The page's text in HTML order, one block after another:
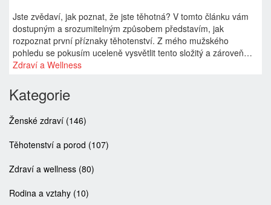
Jste zvědaví, jak poznat, že jste těhotná? V tomto článku vám
dostupným a srozumitelným způsobem představím, jak
rozpoznat první příznaky těhotenství. Z mého mužského
pohledu se pokusím uceleně vysvětlit tento složitý a zároveň
úžasný proces. Přeji vám, abyste měli z článku užitek a našli v
Zdraví a Wellness
Kategorie
Ženské zdraví (146)
Těhotenství a porod (107)
Zdraví a wellness (80)
Rodina a vztahy (10)